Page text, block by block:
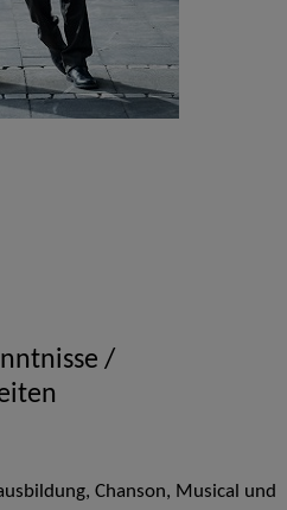
/
Chanson, Musical und